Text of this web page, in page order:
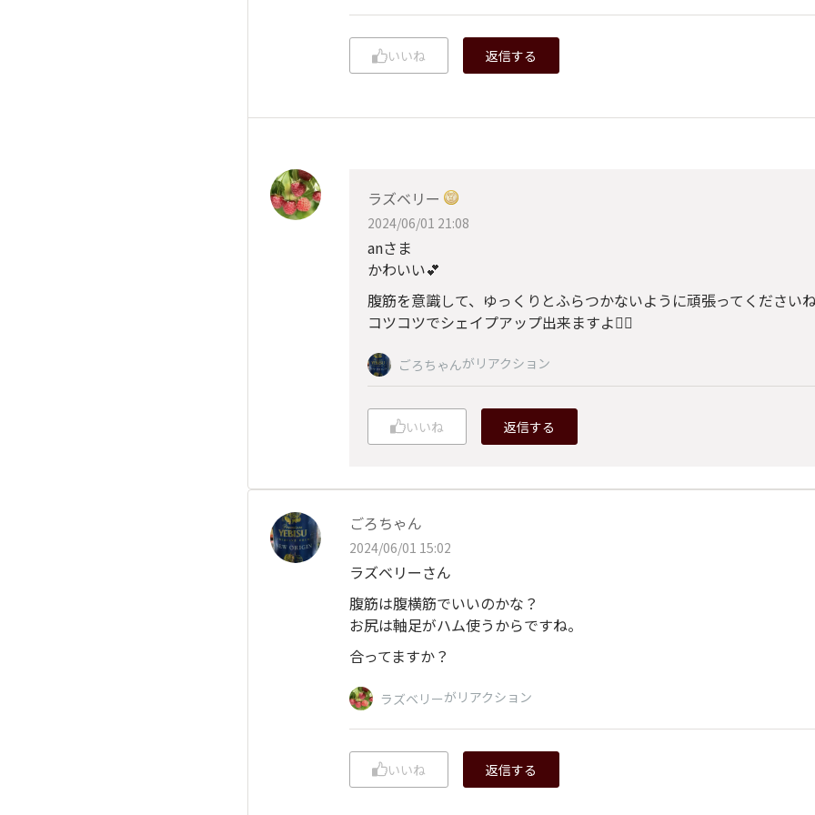
いいね 返信する
ラズベリー
2024/06/01 21:08
anさま
かわいい💕
腹筋を意識して、ゆっくりとふらつかないように頑張ってください
コツコツでシェイプアップ出来ますよ🙆‍♀️
ごろちゃんがリアクション
いいね 返信する
ごろちゃん
2024/06/01 15:02
ラズベリーさん
腹筋は腹横筋でいいのかな？
お尻は軸足がハム使うからですね。
合ってますか？
ラズベリーがリアクション
いいね 返信する